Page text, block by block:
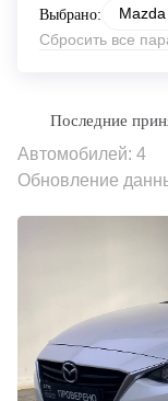
Выбрано: Mazda
Сбросить все
Автомобилей: 4
Обновление